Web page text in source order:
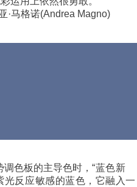
·马格诺(Andrea Magno)
调色板的主导色时，“蓝色新
反应敏感的蓝色，它融入一